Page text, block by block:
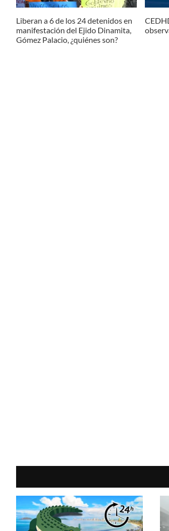
Liberan a 6 de los 24 detenidos en
manifestación del Ejido Dinamita,
Gómez Palacio, ¿quiénes son?